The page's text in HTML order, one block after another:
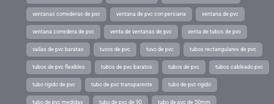
ventanas correderas de pvc ventana de pvc con persiana ventana de pvc
ventana corredera de pvc venta de ventanas de pvc venta de tubos de pvc
vallas de pvc baratas tuvos de pvc tuvo de pvc tubos rectangulares de pvc
tubos de pvc flexibles tubos de pvc baratos tubos de pvc tubos cableado pvc
tubo rigido de pvc tubo de pvc transparente tubo de pvc rigido
tubo de pvc medidas tubo de pvc de 90 tubo de pvc de 50mm